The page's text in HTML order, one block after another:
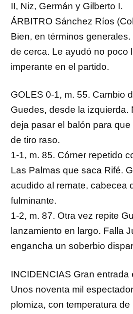
II, Niz, Germán y Gilberto I.
ÁRBITRO Sánchez Ríos
Bien, en términos
de cerca. Le ayudó no poco
imperante en el partido.
GOLES 0-1, m. 55. Cambio
Guedes, desde la izquierda.
deja pasar el balón para
de tiro raso.
1-1, m. 85. Córner repetido
Las Palmas que saca Rifé.
acudido al remate, cabecea
fulminante.
1-2, m. 87. Otra vez repite
lanzamiento en largo. Falla
engancha un soberbio
INCIDENCIAS Gran entrada
Unos noventa mil
plomiza, con temperatura de